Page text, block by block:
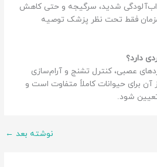
شدید، سرگیجه و حتی کاهش
فقط تحت نظر پزشک توصیه
دارد؟
عصبی، کنترل تشنج و آرام‌سازی
برای حیوانات کاملاً متفاوت است و
شود.
نوشته بعد ←